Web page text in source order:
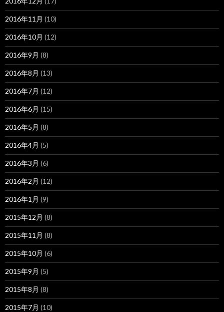
2016年11月 (10)
2016年10月 (12)
2016年9月 (8)
2016年8月 (13)
2016年7月 (12)
2016年6月 (15)
2016年5月 (8)
2016年4月 (5)
2016年3月 (6)
2016年2月 (12)
2016年1月 (9)
2015年12月 (8)
2015年11月 (8)
2015年10月 (6)
2015年9月 (5)
2015年8月 (8)
2015年7月 (10)